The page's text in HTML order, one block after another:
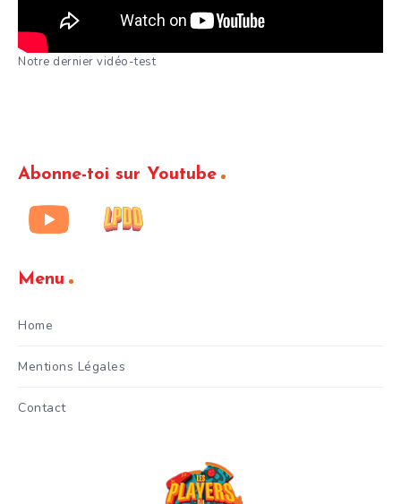
Notre dernier vidéo-test
Abonne-toi sur Youtube
Menu
Home
Mentions Légales
Contact